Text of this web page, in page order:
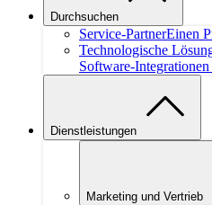
Durchsuchen
Service-PartnerEinen
Technologische
Software-
Dienstleistungen
Marketing und Vertrieb